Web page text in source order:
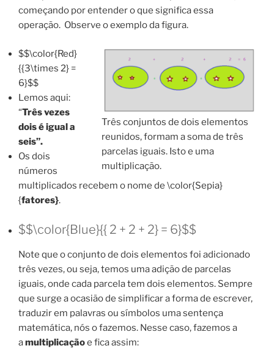
começando por entender o que significa essa
operação. Observe o exemplo da figura.
Três conjuntos de dois elementos
reunidos, formam a soma de três
parcelas iguais. Isto e uma
multiplicação.
$$\color{Red}
{{3\times 2} =
6}$$
Lemos aqui:
“Três vezes
dois é igual a
seis”.
Os dois
números
multiplicados recebem o nome de \color{Sepia}
{fatores}.
$$\color{Blue}{{ 2 + 2 + 2} = 6}$$
Note que o conjunto de dois elementos foi adicionado
três vezes, ou seja, temos uma adição de parcelas
iguais, onde cada parcela tem dois elementos. Sempre
que surge a ocasião de simplificar a forma de escrever,
traduzir em palavras ou símbolos uma sentença
matemática, nós o fazemos. Nesse caso, fazemos a
amultiplicaçãoe fica assim: